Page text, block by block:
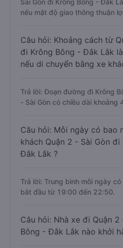
Sài Gòn đi Krông Bông - Đắk
nếu mật độ giao thông thuận
Câu hỏi: Khoảng cách từ
đi Krông Bông - Đắk Lắk
nếu di chuyển bằng xe
Trả lời: Đoạn đường đi Krông
- Sài Gòn có chiều dài khoảng
Câu hỏi: Mỗi ngày có bao
khách Quận 2 - Sài Gòn
Đắk Lắk ?
Trả lời: Trung bình mỗi ngày
bắt đầu từ 19:00 đến 22:50.
Câu hỏi: Nhà xe đi Quận 2
Bông - Đắk Lắk nào khởi